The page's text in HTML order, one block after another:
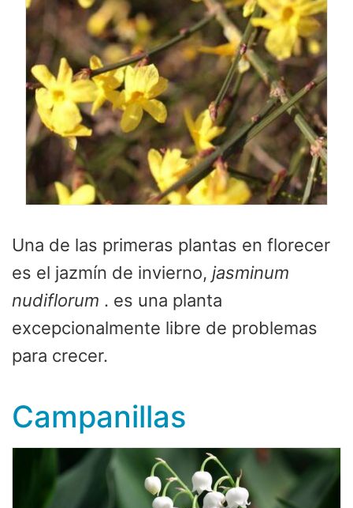
Una de las primeras plantas en florecer
es el jazmín de invierno, jasminum
nudiflorum . es una planta
excepcionalmente libre de problemas
para crecer.
Campanillas